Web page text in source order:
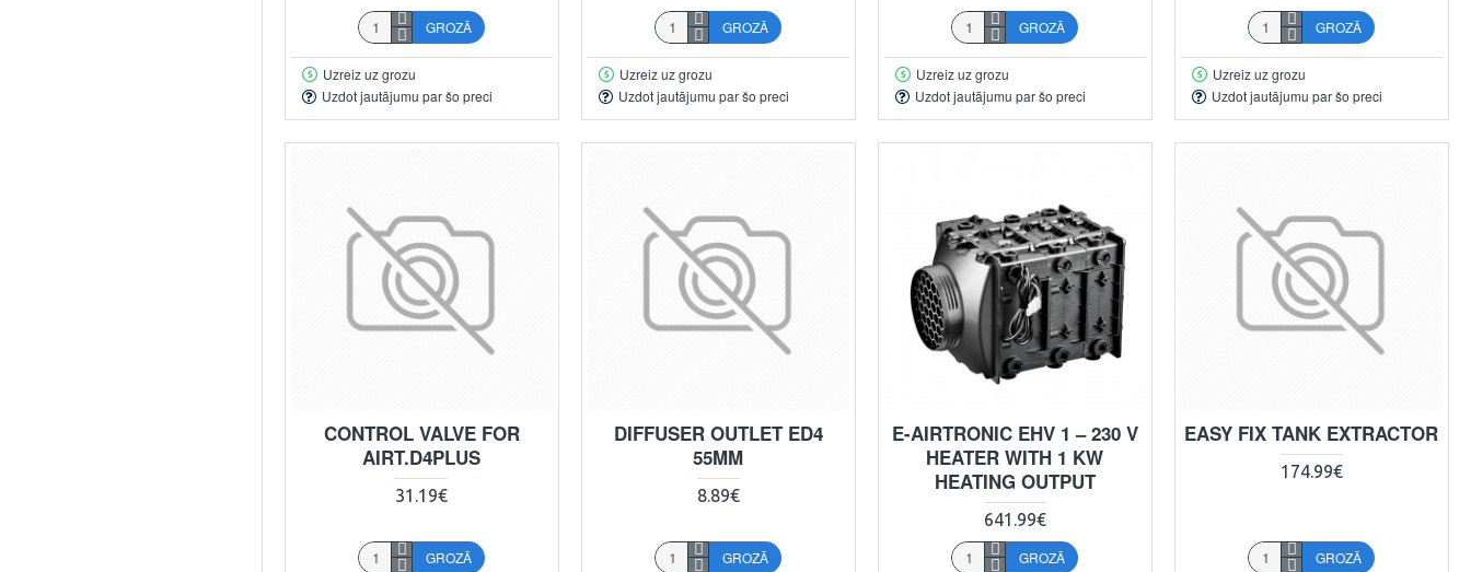
GROZĀ
Uzreiz uz grozu
Uzdot jautājumu par šo preci
GROZĀ
Uzreiz uz grozu
Uzdot jautājumu par šo preci
GROZĀ
Uzreiz uz grozu
Uzdot jautājumu par šo preci
GROZĀ
Uzreiz uz grozu
Uzdot jautājumu par šo preci
CONTROL VALVE FOR
AIRT.D4PLUS
31.19€
GROZĀ
DIFFUSER OUTLET ED4
55MM
8.89€
GROZĀ
E-AIRTRONIC EHV 1 – 230 V
HEATER WITH 1 KW
HEATING OUTPUT
641.99€
GROZĀ
EASY FIX TANK EXTRACTOR
174.99€
GROZĀ